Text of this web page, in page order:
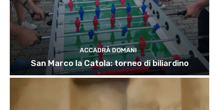
ACCADRÀ DOMANI
San Marco la Catola: torneo di biliardino